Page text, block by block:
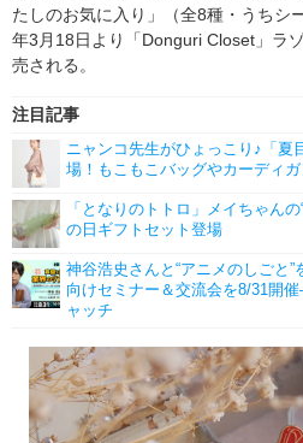
たしのお気に入り」（全8種・うちシ
年3月18日より「Donguri Closet」ラ
売される。
注目記事
ニャンコ先生がひょっこり♪「夏
場！もこもこバッグやカーディ
「となりのトトロ」メイちゃん
の日ギフトセット登場
神谷浩史さんと“アニメのしごと
向けセミナー＆交流会を8/31開
ャッチ